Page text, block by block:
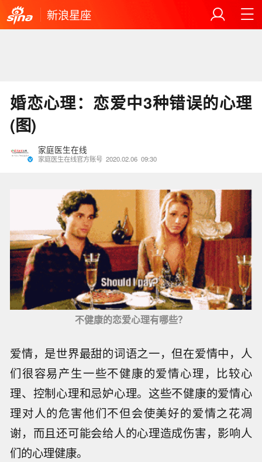
新浪星座
婚恋心理：恋爱中3种错误的心理
(图)
家庭医生在线
家庭医生在线官方账号 2020.02.06 09:30
不健康的恋爱心理有哪些？
爱情，是世界最甜的词语之一，但在爱情中，人
们很容易产生一些不健康的爱情心理，比较心
理、控制心理和忌妒心理。这些不健康的爱情心
理对人的危害他们不但会使美好的爱情之花凋
谢，而且还可能会给人的心理造成伤害，影响人
们的心理健康。